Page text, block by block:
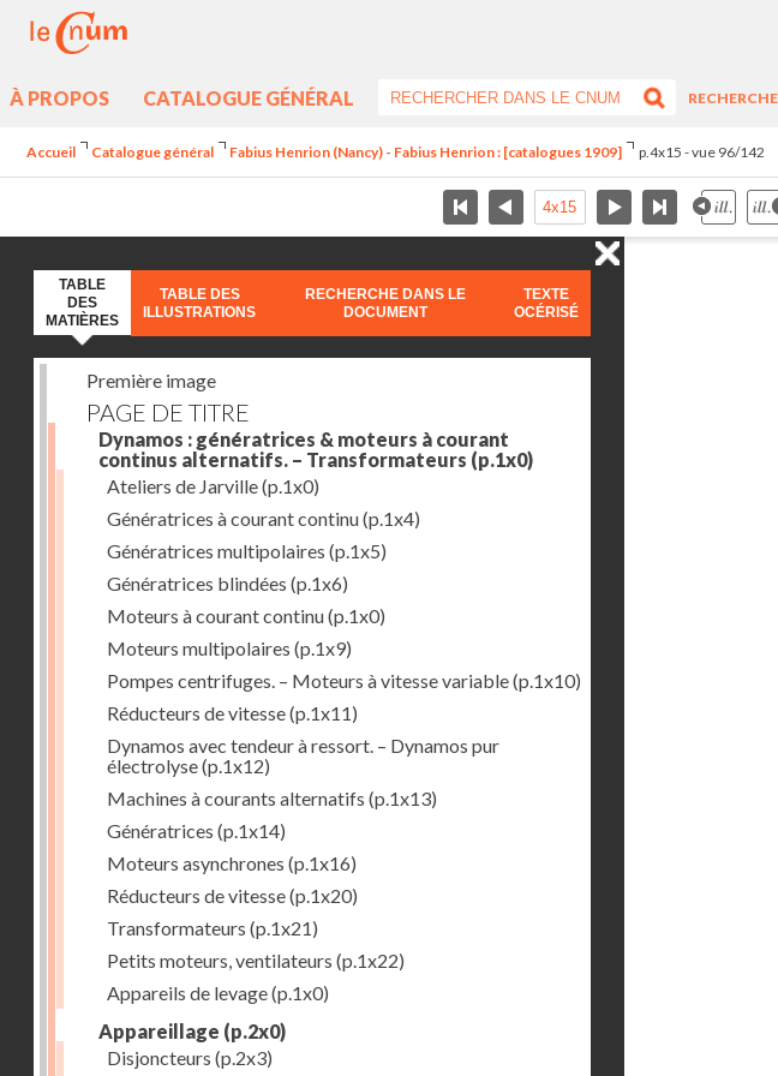
À PROPOS CATALOGUE GÉNÉRAL
Accueil Catalogue général Fabius Henrion (Nancy) - Fabius Henrion : [catalogues 1909] p.4x15 - vue 96/142
TABLE
DES
MATIÈRES
TABLE DES
ILLUSTRATIONS
RECHERCHE DANS LE
DOCUMENT
TEXTE
OCÉRISÉ
Première image
PAGE DE TITRE
Dynamos : génératrices & moteurs à courant
continus alternatifs. – Transformateurs (p.1x0)
Ateliers de Jarville(p.1x0)
Génératrices à courant continu(p.1x4)
Génératrices multipolaires (p.1x5)
Génératrices blindées (p.1x6)
Moteurs à courant continu(p.1x0)
Moteurs multipolaires (p.1x9)
Pompes centrifuges. – Moteurs à vitesse variable(p.1x10)
Réducteurs de vitesse(p.1x11)
Dynamos avec tendeur à ressort. – Dynamos pur
électrolyse(p.1x12)
Machines à courants alternatifs (p.1x13)
Génératrices (p.1x14)
Moteurs asynchrones (p.1x16)
Réducteurs de vitesse(p.1x20)
Transformateurs (p.1x21)
Petits moteurs, ventilateurs (p.1x22)
Appareils de levage(p.1x0)
Appareillage (p.2x0)
Disjoncteurs (p.2x3)